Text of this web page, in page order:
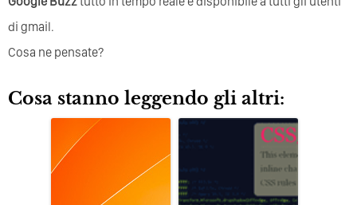
di gmail.
Cosa ne pensate?
Cosa stanno leggendo gli altri: